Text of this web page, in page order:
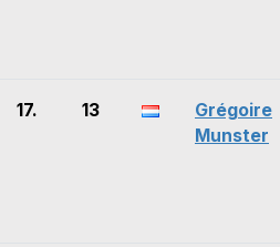
17. 13
Grégoire
Munster